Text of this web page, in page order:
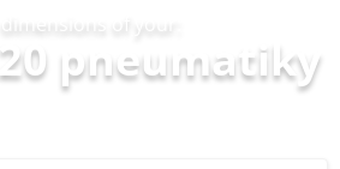
pneumatiky